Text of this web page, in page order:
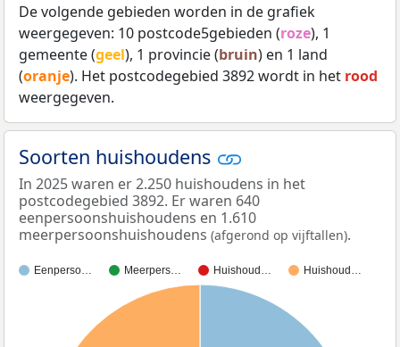
De volgende gebieden worden in de grafiek
weergegeven: 10 postcode5gebieden (roze), 1
gemeente (geel), 1 provincie (bruin) en 1 land
(oranje). Het postcodegebied 3892 wordt in het rood
weergegeven.
Soorten huishoudens
In 2025 waren er 2.250 huishoudens in het
postcodegebied 3892. Er waren 640
eenpersoonshuishoudens en 1.610
meerpersoonshuishoudens (afgerond op vijftallen).
Eenperso… Meerpers… Huishoud… Huishoud…